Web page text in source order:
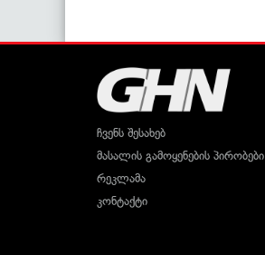
ჩვენს შესახებ
მასალის გამოყენების პირობები
რეკლამა
კონტაქტი